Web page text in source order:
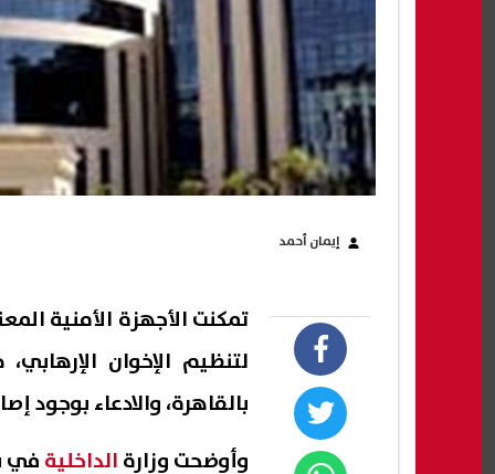
إيمان أحمد
تمكنت الأجهزة الأمنية
لتنظيم الإخوان
بالقاهرة، والادعاء بوجود
وأوضحت وزارةالداخليةفي